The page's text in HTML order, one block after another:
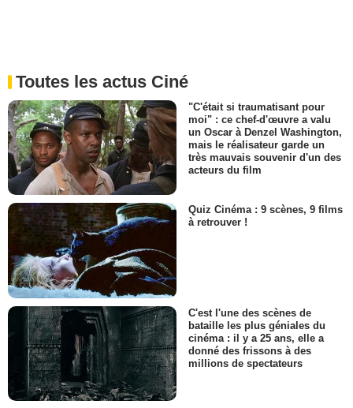
Toutes les actus Ciné
"C'était si traumatisant pour
moi" : ce chef-d'œuvre a valu
un Oscar à Denzel Washington,
mais le réalisateur garde un
très mauvais souvenir d'un des
acteurs du film
Quiz Cinéma : 9 scènes, 9 films
à retrouver !
C'est l'une des scènes de
bataille les plus géniales du
cinéma : il y a 25 ans, elle a
donné des frissons à des
millions de spectateurs